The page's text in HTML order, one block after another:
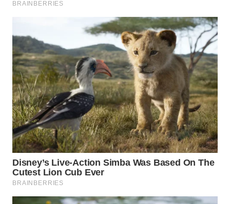
WN
NATUNA
WN
BINTAN
WN
MANDALIKA
WN
LIKUPANG